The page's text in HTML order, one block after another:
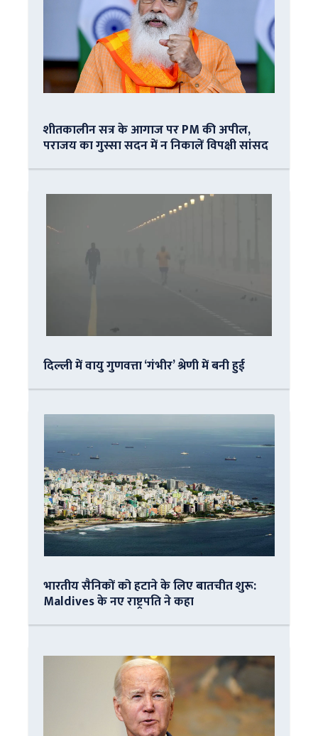
शीतकालीन सत्र के आगाज पर PM की अपील,
पराजय का गुस्सा सदन में न निकालें विपक्षी सांसद
दिल्ली में वायु गुणवत्ता ‘गंभीर’ श्रेणी में बनी हुई
भारतीय सैनिकों को हटाने के लिए बातचीत शुरू:
Maldives के नए राष्ट्रपति ने कहा